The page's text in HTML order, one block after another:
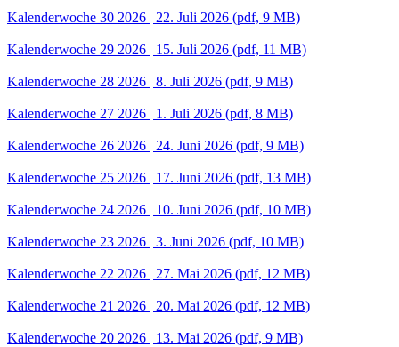
Kalenderwoche 30 2026 | 22. Juli 2026 (pdf, 9 MB)
Kalenderwoche 29 2026 | 15. Juli 2026 (pdf, 11 MB)
Kalenderwoche 28 2026 | 8. Juli 2026 (pdf, 9 MB)
Kalenderwoche 27 2026 | 1. Juli 2026 (pdf, 8 MB)
Kalenderwoche 26 2026 | 24. Juni 2026 (pdf, 9 MB)
Kalenderwoche 25 2026 | 17. Juni 2026 (pdf, 13 MB)
Kalenderwoche 24 2026 | 10. Juni 2026 (pdf, 10 MB)
Kalenderwoche 23 2026 | 3. Juni 2026 (pdf, 10 MB)
Kalenderwoche 22 2026 | 27. Mai 2026 (pdf, 12 MB)
Kalenderwoche 21 2026 | 20. Mai 2026 (pdf, 12 MB)
Kalenderwoche 20 2026 | 13. Mai 2026 (pdf, 9 MB)